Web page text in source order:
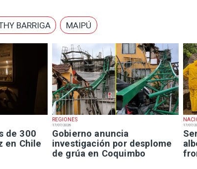
de 300
en Chile
REGIONES
17/07/2026
Gobierno anuncia
investigación por desplome
de grúa en Coquimbo
17/07/
BARRIGA MAIPÚ